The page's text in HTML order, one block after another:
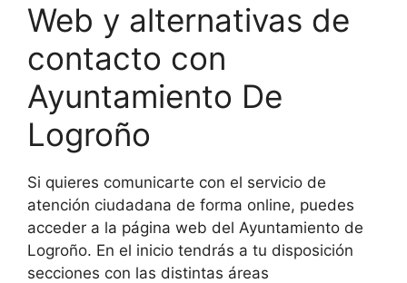
Web y alternativas de
contacto con
Ayuntamiento De
Logroño
Si quieres comunicarte con el servicio de
atención ciudadana de forma online, puedes
acceder a la página web del Ayuntamiento de
Logroño. En el inicio tendrás a tu disposición
secciones con las distintas áreas